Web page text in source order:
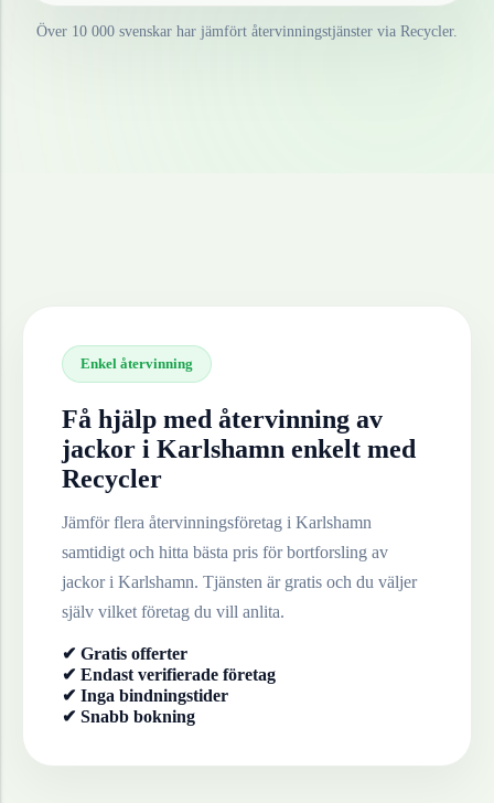
Över 10 000 svenskar har jämfört återvinningstjänster via Recycler.
Enkel återvinning
Få hjälp med återvinning av
jackor i Karlshamn enkelt med
Recycler
Jämför flera återvinningsföretag i Karlshamn
samtidigt och hitta bästa pris för bortforsling av
jackori Karlshamn. Tjänsten är gratis och du väljer
själv vilket företag du vill anlita.
✔ Gratis offerter
✔ Endast verifierade företag
✔ Inga bindningstider
✔ Snabb bokning